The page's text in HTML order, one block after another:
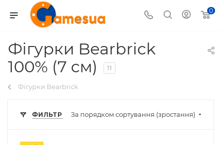
0
Фігурки Bearbrick
100% (7 см)
11
Фігурки Bearbrick
ФИЛЬТР За порядком сортування (зростання)